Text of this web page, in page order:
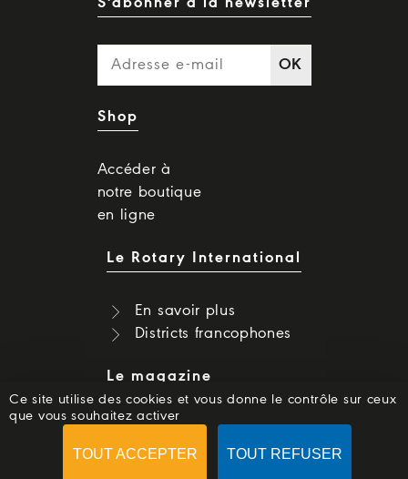
OK
Shop
Accéder à
notre boutique
en ligne
Le Rotary International
En savoir plus
Districts francophones
Le magazine
Dernier numéro
Numéros précédents
Ce site utilise des cookies et vous donne le contrôle sur ceux
que vous souhaitez activer
TOUT ACCEPTER TOUT REFUSER